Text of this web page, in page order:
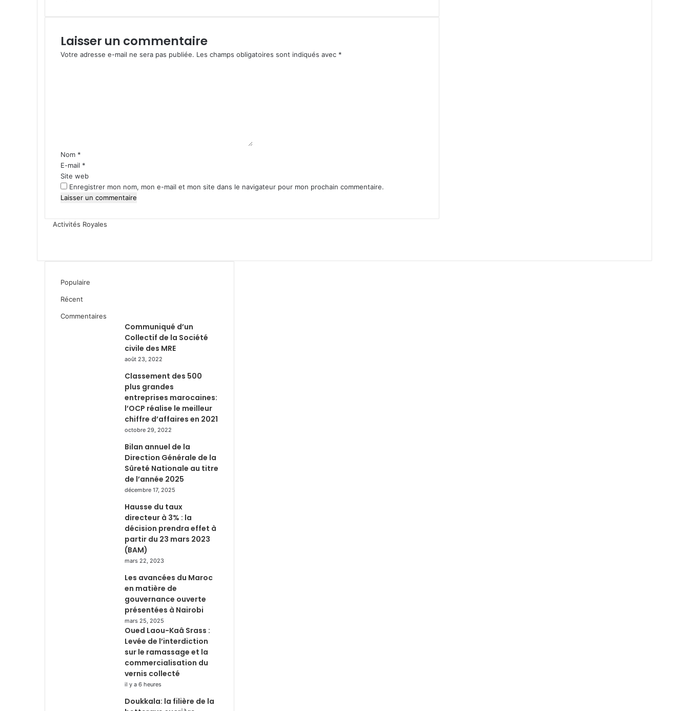
Laisser un commentaire
Votre adresse e-mail ne sera pas publiée. Les champs obligatoires sont indiqués avec *
i
r
e
*
Nom *
E-mail *
Site web
Enregistrer mon nom, mon e-mail et mon site dans le navigateur pour mon prochain commentaire.
Activités Royales
Populaire
Récent
Commentaires
Communiqué d’un
Collectif de la Société
civile des MRE
août 23, 2022
Classement des 500
plus grandes
entreprises marocaines:
l’OCP réalise le meilleur
chiffre d’affaires en 2021
octobre 29, 2022
Bilan annuel de la
Direction Générale de la
Sûreté Nationale au titre
de l’année 2025
décembre 17, 2025
Hausse du taux
directeur à 3% : la
décision prendra effet à
partir du 23 mars 2023
(BAM)
mars 22, 2023
Les avancées du Maroc
en matière de
gouvernance ouverte
présentées à Nairobi
mars 25, 2025
Oued Laou-Kaâ Srass :
Levée de l’interdiction
sur le ramassage et la
commercialisation du
vernis collecté
il y a 6 heures
Doukkala: la filière de la